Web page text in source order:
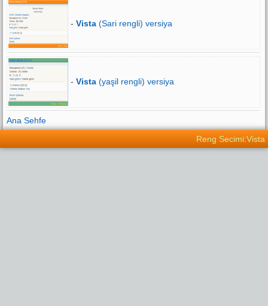
- Vista (Sari rengli) versiya
- Vista (yaşil rengli) versiya
Ana Sehfe
Reng Secimi:Vista